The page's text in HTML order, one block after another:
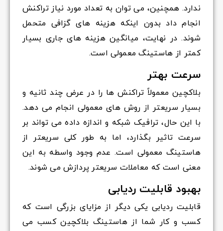
ندارد. همچنین، می توان به تعداد مورد نیاز تراکنش
انجام داد بدون اینکه هزینه های گزافی متحمل
شوند. در نهایت، میانگین هزینه های جاری بسیار
کمتر از هاستینگ معمولی است.
سرعت بهتر
بلاکچین معمولاً تراکنش ها را در عرض چند ثانیه و
بسیار سریعتر از روش های معمولی انجام می دهد.
با این حال، ترافیک شبکه و اندازه داده می تواند بر
سرعت تاثیر بگذارد، اما به طور کلی سریعتر از
هاستینگ معمولی است. عدم وجود واسطه به این
معنی است که معاملات سریعتر پردازش می شوند.
بهبود قابلیت ردیابی
قابلیت ردیابی یکی دیگر از مزایای بزرگی است که
کسب و کار شما از هاستینگ بلاکچین کسب می